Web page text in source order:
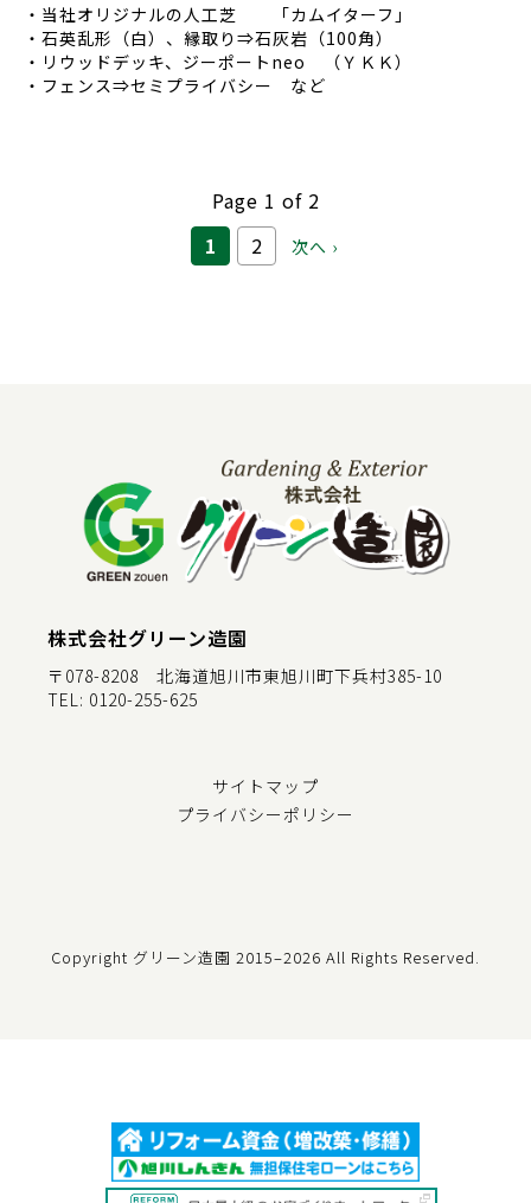
・当社オリジナルの人工芝 「カムイターフ」
・石英乱形（白）、縁取り⇒石灰岩（100角）
・リウッドデッキ、ジーポートneo （ＹＫＫ）
・フェンス⇒セミプライバシー など
Page 1 of 2
1
2 次へ ›
株式会社グリーン造園
〒078-8208 北海道旭川市東旭川町下兵村385-10
TEL: 0120-255-625
サイトマップ
プライバシーポリシー
Copyright グリーン造園 2015–2026 All Rights Reserved.